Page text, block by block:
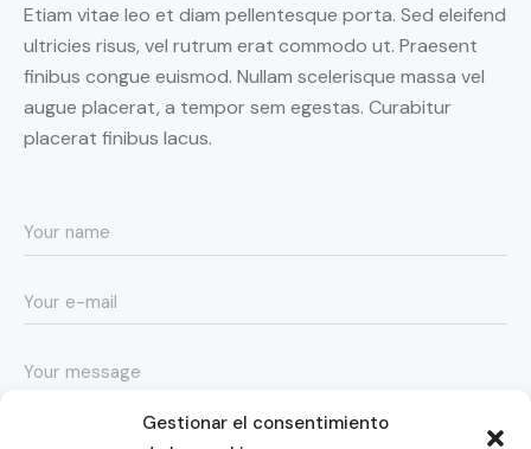
Gestionar el consentimiento
Etiam vitae leo et diam pellentesque porta. Sed eleifend
ultricies risus, vel rutrum erat commodo ut. Praesent
finibus congue euismod. Nullam scelerisque massa vel
augue placerat, a tempor sem egestas. Curabitur
placerat finibus lacus.